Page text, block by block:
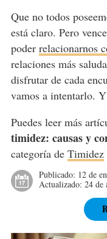
Que no todos
está claro. Pero
poder relacionarnos
relaciones más
disfrutar de cada
vamos a intentarlo.
Puedes leer más
timidez: causas y
categoría de Timidez
Publicado: 12 de
Actualizado: 24 de